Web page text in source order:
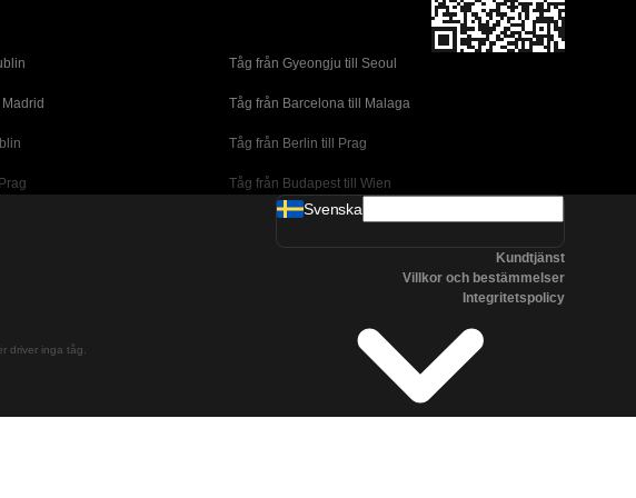
Tåg från Gyeongju till Seoul
Tåg från Barcelona till Malaga
Tåg från Berlin till Prag
Tåg från Budapest till Wien
Tåg från Dublin till Belfast
Tåg från Lissabon till Porto
Tåg från Madrid till Cordoba
driver inga tåg.
Svenska
Kundtjänst
Villkor och bestämmelser
Integritetspolicy